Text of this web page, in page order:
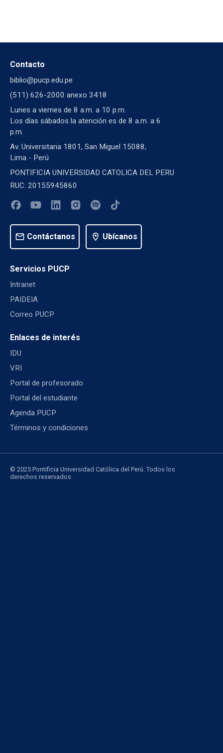
Contacto
biblio@pucp.edu.pe
(511) 626-2000 anexo 3418
Lunes a viernes de 8 a.m. a 10 p.m.
Los días sábados la atención es de 8 a.m. a 6
p.m.
Av. Universitaria 1801, San Miguel 15088,
Lima - Perú
PONTIFICIA UNIVERSIDAD CATOLICA DEL PERU
RUC: 20155945860
mail Contáctanos location_on Ubícanos
Servicios PUCP
Intranet
PAIDEIA
Correo PUCP
Enlaces de interés
IDU
VRI
Portal de profesorado
Portal del estudiante
Agenda PUCP
Términos y condiciones
© 2025 Pontificia Universidad Católica del Perú. Todos los
derechos reservados.